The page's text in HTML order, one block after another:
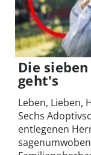
Die
geht's
Leben, Lieben,
Sechs
entlegenen